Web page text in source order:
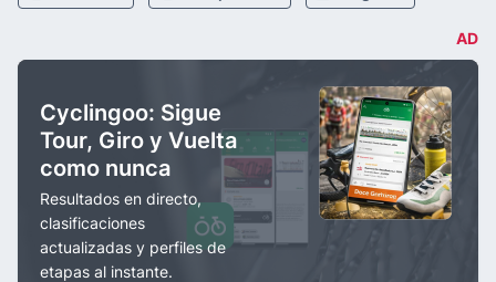
AD
Cyclingoo: Sigue
Tour, Giro y Vuelta
como nunca
Resultados en directo,
clasificaciones
actualizadas y perfiles de
etapas al instante.